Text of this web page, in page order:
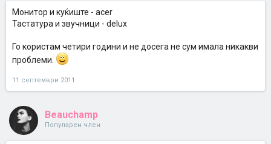
Монитор и куќиште - acer
Тастатура и звучници - delux
Го користам четири години и не досега не сум имала никакви
проблеми.
11 септември 2011
Beauchamp
Популарен член